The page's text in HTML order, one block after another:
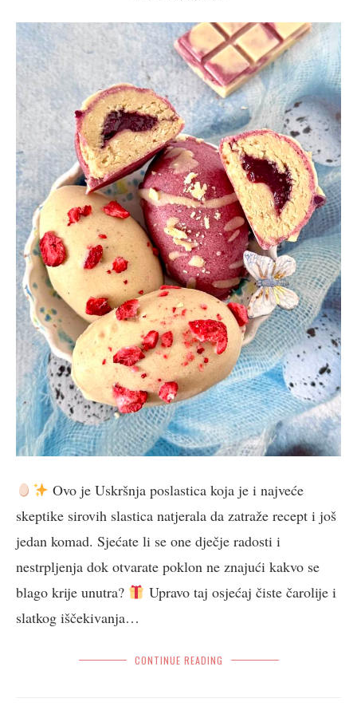
Ovo je Uskršnja poslastica koja je i najveće
skeptike sirovih slastica natjerala da zatraže recept i još
jedan komad. Sjećate li se one dječje radosti i
nestrpljenja dok otvarate poklon ne znajući kakvo se
blago krije unutra?
Upravo taj osjećaj čiste čarolije i
slatkog iščekivanja…
CONTINUE READING